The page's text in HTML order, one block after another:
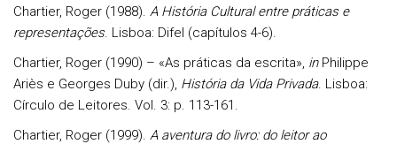
Chartier, Roger (1988). A História Cultural entre práticas e
representações. Lisboa: Difel (capítulos 4-6).
Chartier, Roger (1990) – «As práticas da escrita», in Philippe
Ariès e Georges Duby (dir.), História da Vida Privada. Lisboa:
Círculo de Leitores. Vol. 3: p. 113-161.
Chartier, Roger (1999). A aventura do livro: do leitor ao